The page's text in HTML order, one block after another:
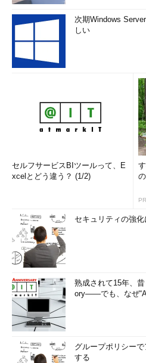
次期Windows
しい
セルフサービスBIツールって、E
xcelとどう違う？ (1/2)
セキュリティの強
熟成されて15年、
ory――でも、なぜ
グループポリシー
する